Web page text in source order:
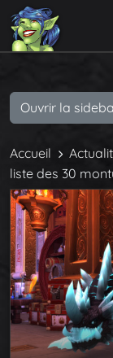
Accueil
liste des 30
Ouvrir la